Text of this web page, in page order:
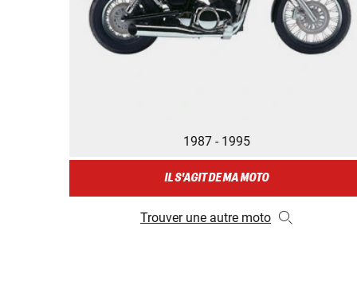
1987 - 1995
IL S'AGIT DE MA MOTO
Trouver une autre moto